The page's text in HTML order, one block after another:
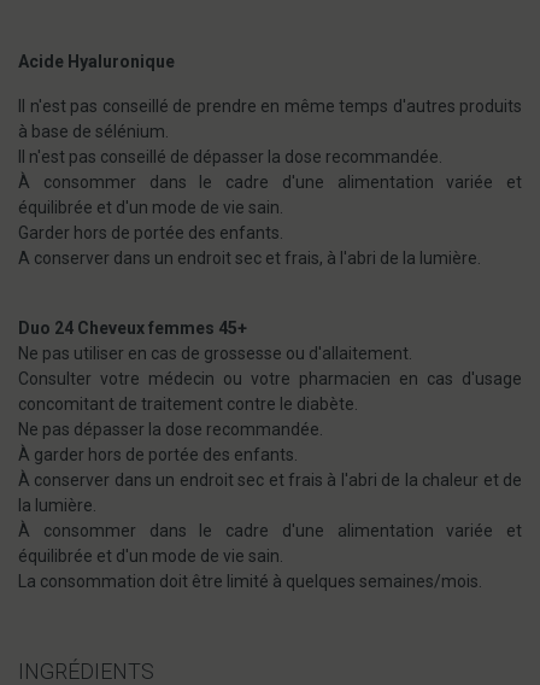
Acide Hyaluronique
Il n'est pas conseillé de prendre en même temps d'autres produits
à base de sélénium.
Il n'est pas conseillé de dépasser la dose recommandée.
À consommer dans le cadre d'une alimentation variée et
équilibrée et d'un mode de vie sain.
Garder hors de portée des enfants.
A conserver dans un endroit sec et frais, à l'abri de la lumière.
Duo 24 Cheveux femmes 45+
Ne pas utiliser en cas de grossesse ou d'allaitement.
Consulter votre médecin ou votre pharmacien en cas d'usage
concomitant de traitement contre le diabète.
Ne pas dépasser la dose recommandée.
À garder hors de portée des enfants.
À conserver dans un endroit sec et frais à l'abri de la chaleur et de
la lumière.
À consommer dans le cadre d'une alimentation variée et
équilibrée et d'un mode de vie sain.
La consommation doit être limité à quelques semaines/mois.
INGRÉDIENTS